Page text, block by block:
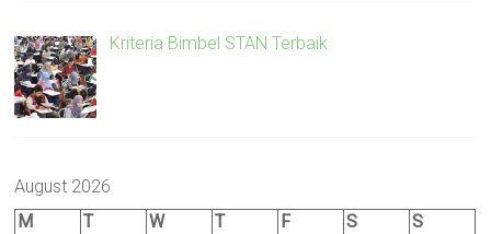
Kriteria Bimbel STAN Terbaik
August 2026
M
T W T F S
S